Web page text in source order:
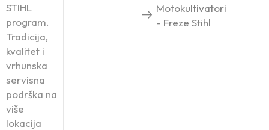
STIHL
program.
Tradicija,
kvalitet i
vrhunska
servisna
podrška na
više
lokacija
Motokultivatori
- Freze Stihl